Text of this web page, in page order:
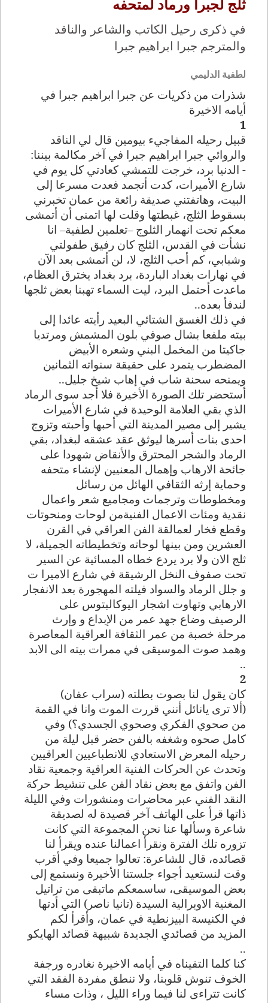
ثلج لجبرا ورماد لمتحفه
في ذكرى رحيل الكاتب والشاعر والناقد
والمترجم جبرا ابراهيم جبرا
لطفية الدليمي
شذرات من ذكريات عن جبرا ابراهيم جبرا في
أيامه الاخيرة
1
قبيل رحيله المفاجيء بيومين قال لي الناقد
والروائي جبرا ابراهيم جبرا في آخر مكالمة بيننا:
- الدنيا برد، خرجت للتمشي كعادتي كل يوم في
شارع الأميرات، كدت أتجمد فعدت مسرعا إلى
البيت، وهاتفتني صديقة رائعة من عمان تخبرني
بسقوط الثلج، غبطتها وقلت لها اتمنى أن أتمشى
معكم تحت انهمار الثلوج –تعلمين لطفية– انا
نشأت في القدس، الثلج كان رفيق طفولتي
وشبابي، كم أحب الثلج، لا، لن أتمشى بعد الآن
في نهارات بغداد الباردة، برد بغداد يخترق العظام،
ماعدت أحتمل البرد، ليت السماء تهبنا بعض ثلجها
لندفأ بعده..
في ذلك الغسق الشتائي البعيد رأيته عائدا إلى
بيته ملفعا بشال صوفي بلون المشمش ومرتديا
جاكيتا من المخمل البني وشعره الأبيض
المضطرب يتمرد على حقيقة سنواته الثمانين
ويمنحه سحنة شاب في إهاب شيخ جليل..
أستحضر تلك الصورة الأخيرة فلا أجد سوى الرماد
الذي بقي العلامة الوحيدة في شارع الأميرات
يشير إلى مصير المدينة التي أحبها وأحبته وتزوج
احدى بنات أسرها ليوثق عقد عشقه لبغداد، بقي
الرماد والشجر المحترق والأنقاض شهودا على
جائحة الارهاب وإهمال المعنيين لإنشاء متحفه
وحماية إرثه الثقافي الهائل من رسائل
ومخطوطات وترجمات ومجاميع شعر واعمال
نقدية ومئات الاعمال الفنيةمن لوحات ومنحوتات
وقطع فخار لعمالقة الفن العراقي في القرن
العشرين ومن بينها لوحاته وتخطيطاته الجميلة، لا
ثلج الان ولا برد يردع خطاه المسائية عن السير
تحت صفوف النخل الرشيقة في شارع الاميرا ت
و جلل الرماد والسواد فيلته المهجورة بعد الانفجار
الارهابي وتهاوت اشجار اليوكالبتوس على
الرصيف وضاع جهد عمر من الإبداع و وإرث
مرحلة خصبة من عمر الثقافة العراقية المعاصرة
وهمد صوت الموسيقى في ممرات بيته الى الابد
..
2
كان يقول لنا بصوت بطلته (سراب عفان)
(ألا ترى يانائل أنني قررت الموت وانا في القمة
من صحوي الفكري وصحوي الجسدي؟) وفي
كامل صحوه وشغفه بالفن حضر قبل ليلة من
رحيله المعرض الاستعادي للانطباعيين العراقيين
وتحدث عن الحركات الفنية العراقية وجمعية نقاد
الفن واتفق مع بعض نقاد الفن على تنشيط حركة
النقد الفني عبر محاضرات ومنشورات وفي الليلة
ذاتها قرأ على الهاتف آخر قصيدة له لصديقة
شاعرة وسألها عنا نحن المجموعة التي كانت
تزوره تلك الفترة ونقرأ اعمالنا عنده ويقرأ لنا
قصائده، قال للشاعرة: تعالوا جميعا وفي أقرب
وقت لنستعيد أجواء جلستنا الأخيرة ونستمع إلى
بعض الموسيقى، ساسمعكم ماتبقى من تراتيل
المغنية الاوبرالية السيدة (تانيا ناصر) التي أدتها
في الكنيسة البيزنطية في عمان، وأقرأ لكم
المزيد من قصائدي الجديدة شبيهة قصائد الهايكو
..
كنا كلما التقيناه في أيامه الاخيرة نغادره ورجفة
الخوف تنوش قلوبنا، ولا ننطق مفردة الفقد التي
كانت تتراءى لنا فيما وراء الليل ، وذات مساء